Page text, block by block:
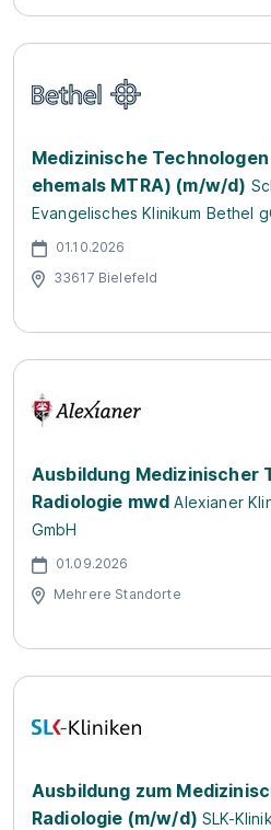
Medizinische
ehemals MTRA) (m/w/d)
Evangelisches Klinikum Bethel
01.10.2026
33617 Bielefeld
Ausbildung Medizinischer
Radiologie mwd Alexianer
GmbH
01.09.2026
Mehrere Standorte
Ausbildung zum
Radiologie (m/w/d) SLK-